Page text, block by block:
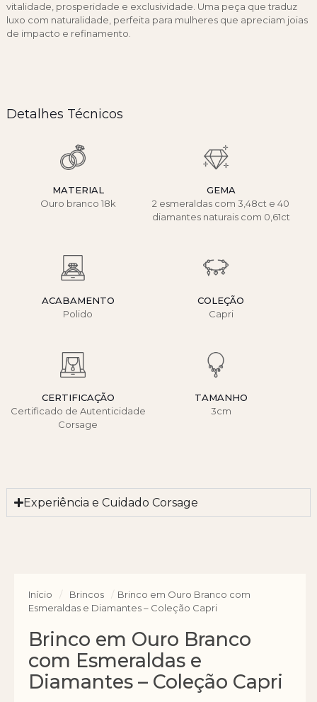
vitalidade, prosperidade e exclusividade. Uma peça que traduz
luxo com naturalidade, perfeita para mulheres que apreciam joias
de impacto e refinamento.
Detalhes Técnicos
MATERIAL
Ouro branco 18k
GEMA
2 esmeraldas com 3,48ct e 40
diamantes naturais com 0,61ct
ACABAMENTO
Polido
COLEÇÃO
Capri
CERTIFICAÇÃO
Certificado de Autenticidade
Corsage
TAMANHO
3cm
Experiência e Cuidado Corsage
Início / Brincos / Brinco em Ouro Branco com
Esmeraldas e Diamantes – Coleção Capri
Brinco em Ouro Branco
com Esmeraldas e
Diamantes – Coleção Capri